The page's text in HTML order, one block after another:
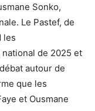
Sonko,
Le Pastef, de
les
de 2025 et
autour de
que les
et Ousmane